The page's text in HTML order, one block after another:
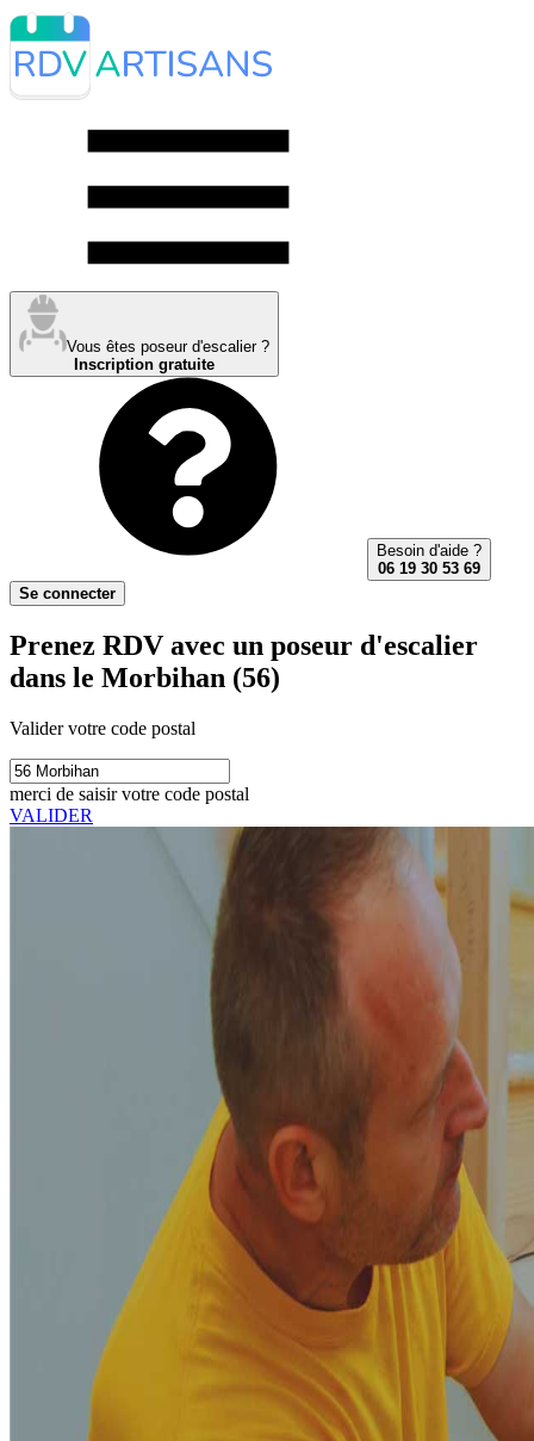
Vous êtes poseur d'escalier ?
Inscription gratuite
Besoin d'aide ?
06 19 30 53 69
Se connecter
Prenez RDV avec un poseur d'escalier
dans le Morbihan (56)
Valider votre code postal
merci de saisir votre code postal
VALIDER